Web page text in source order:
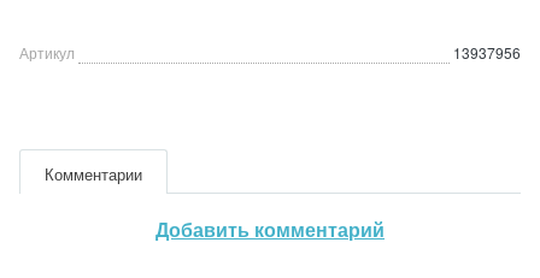
Артикул 13937956
Комментарии
Добавить комментарий